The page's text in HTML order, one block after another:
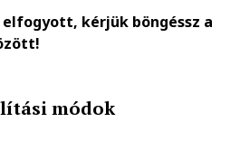
kérjük böngéssz a
módok